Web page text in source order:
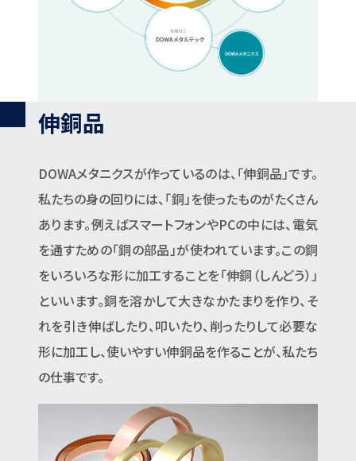
伸銅品
DOWAメタニクスが作っているのは、「伸銅品」です。
私たちの身の回りには、「銅」を使ったものがたくさん
あります。例えばスマートフォンやPCの中には、電気
を通すための「銅の部品」が使われています。この銅
をいろいろな形に加工することを「伸銅（しんどう）」
といいます。銅を溶かして大きなかたまりを作り、そ
れを引き伸ばしたり、叩いたり、削ったりして必要な
形に加工し、使いやすい伸銅品を作ることが、私たち
の仕事です。